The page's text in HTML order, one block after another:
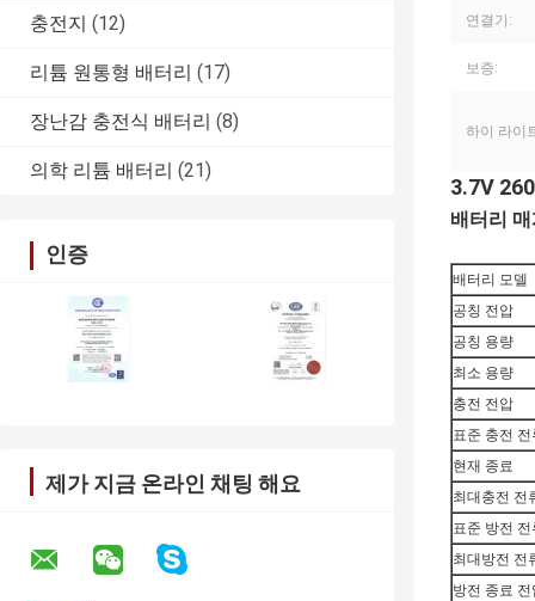
충전지 (12)
리튬 원통형 배터리 (17)
장난감 충전식 배터리 (8)
의학 리튬 배터리 (21)
인증
제가 지금 온라인 채팅 해요
연결기:
보증:
하이 라이
3.7V
배터리
배터리 모델
공칭 전압
공칭 용량
최소 용량
충전 전압
표준 충전 전
현재 종료
최대충전 전
표준 방전 전
최대방전 전
방전 종료 전